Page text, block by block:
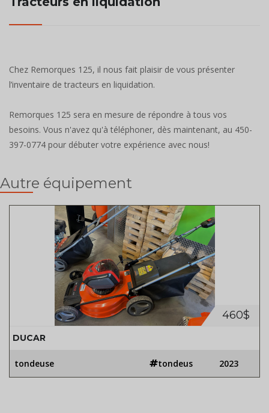
Chez Remorques 125, il nous fait plaisir de vous présenter
l’inventaire de tracteurs en liquidation.
Remorques 125 sera en mesure de répondre à tous vos
besoins. Vous n'avez qu'à téléphoner, dès maintenant, au 450-
397-0774 pour débuter votre expérience avec nous!
Autre équipement
460$
DUCAR
tondeuse tondeus 2023